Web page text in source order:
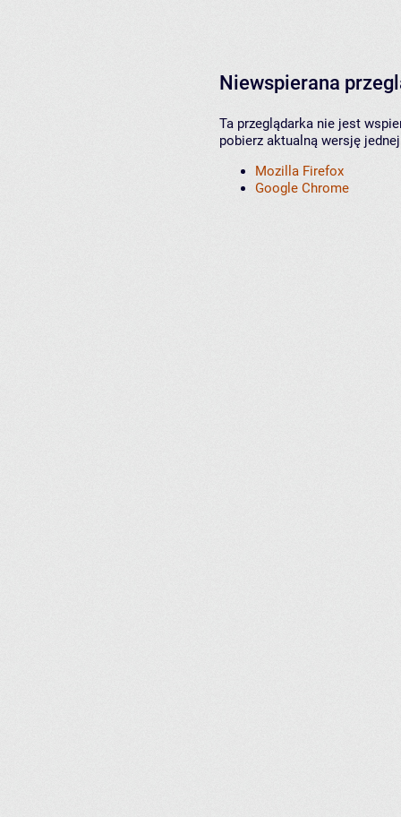
Niewspierana
Ta przeglądarka nie jest
pobierz aktualną wersję
Mozilla Firefox
Google Chrome